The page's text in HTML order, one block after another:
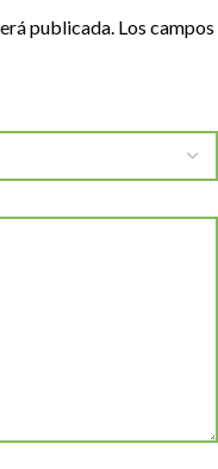
publicada. Los campos